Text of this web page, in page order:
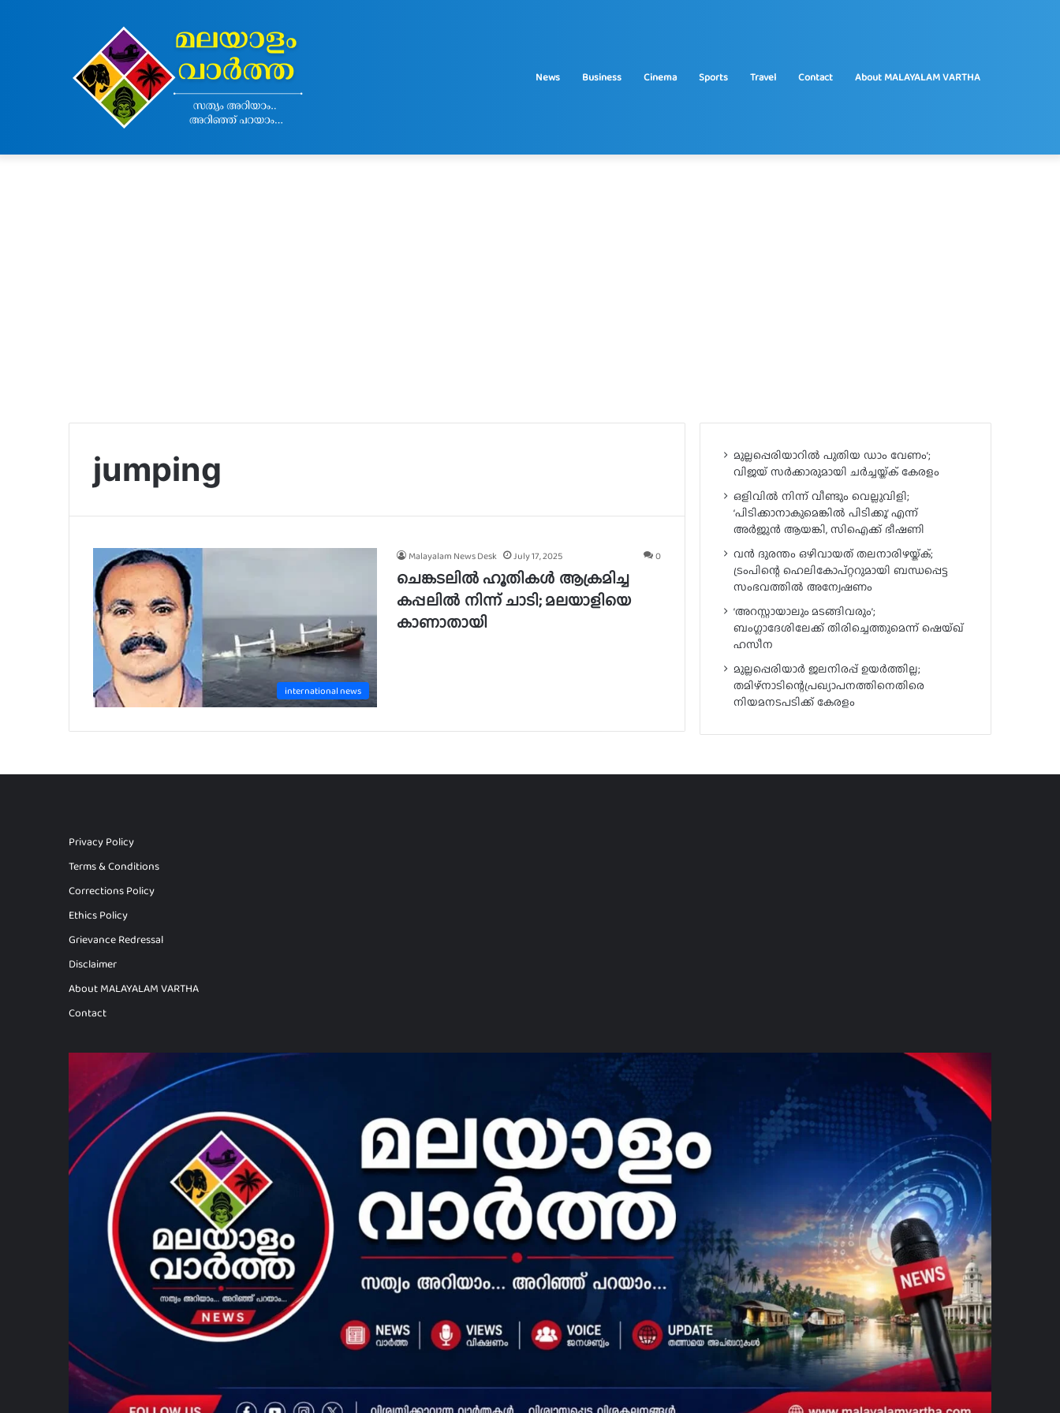
News Business Cinema Sports Travel Contact About MALAYALAM VARTHA
jumping
international news
Malayalam News Desk July 17, 2025 0
ചെങ്കടലിൽ ഹൂതികൾ ആക്രമിച്ച
കപ്പലിൽ നിന്ന് ചാടി; മലയാളിയെ
കാണാതായി
മുല്ലപ്പെരിയാറിൽ പുതിയ ഡാം വേണം’;
വിജയ് സർക്കാരുമായി ചർച്ചയ്ക്ക് കേരളം
ഒളിവിൽ നിന്ന് വീണ്ടും വെല്ലുവിളി;
‘പിടിക്കാനാകുമെങ്കിൽ പിടിക്കൂ’ എന്ന്
അർജുൻ ആയങ്കി, സിഐക്ക് ഭീഷണി
വൻ ദുരന്തം ഒഴിവായത് തലനാരിഴയ്ക്ക്;
ട്രംപിന്റെ ഹെലികോപ്റ്ററുമായി ബന്ധപ്പെട്ട
സംഭവത്തിൽ അന്വേഷണം
‘അറസ്റ്റായാലും മടങ്ങിവരും’;
ബംഗ്ലാദേശിലേക്ക് തിരിച്ചെത്തുമെന്ന് ഷെയ്ഖ്
ഹസീന
മുല്ലപ്പെരിയാർ ജലനിരപ്പ് ഉയർത്തില്ല;
തമിഴ്‌നാടിന്റെപ്രഖ്യാപനത്തിനെതിരെ
നിയമനടപടിക്ക് കേരളം
Privacy Policy
Terms & Conditions
Corrections Policy
Ethics Policy
Grievance Redressal
Disclaimer
About MALAYALAM VARTHA
Contact